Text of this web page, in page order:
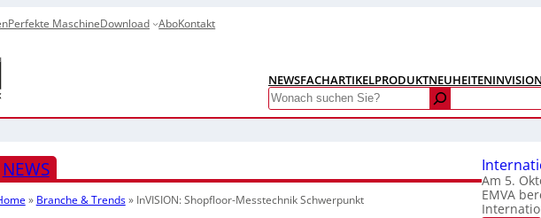
Perfekte MaschineDownload AboKontakt
NEWSFACHARTIKELPRODUKTNEUHEITEN
Search
NEWS
» Branche & Trends» InVISION: Shopfloor-Messtechnik Schwerpunkt
Am 5.
EMVA